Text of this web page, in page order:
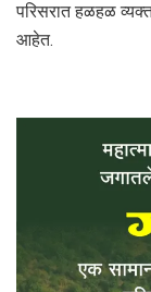
परिसरात हळहळ
आहेत.